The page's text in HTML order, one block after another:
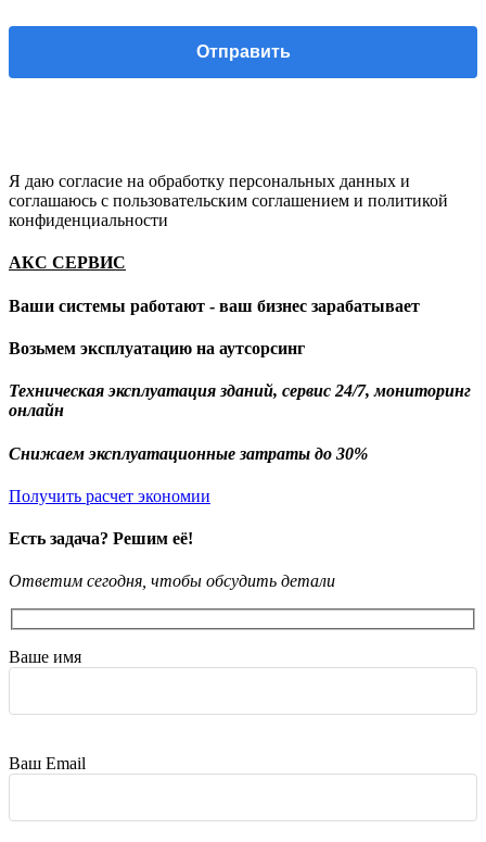
Я даю согласие на обработку персональных данных и
соглашаюсь с пользовательским соглашением и политикой
конфиденциальности
АКС СЕРВИС
Ваши системы работают - ваш бизнес зарабатывает
Возьмем эксплуатацию на аутсорсинг
Техническая эксплуатация зданий, сервис 24/7, мониторинг
онлайн
Снижаем эксплуатационные затраты до 30%
Получить расчет экономии
Есть задача? Решим её!
Ответим сегодня, чтобы обсудить детали
Ваше имя
Ваш Email